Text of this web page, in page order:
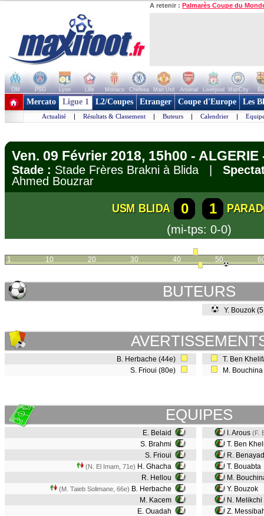
A retenir : Palmarès Coupe du
OM PSG Lyon Lille Monaco Chelsea Man Utd Arsenal Liverpool ManCity
+ de clubs
Mercato Ligue 1 L2/Coupes Etranger Coupe d'Europe Les
Actualité | Résultats & Classement | Buteurs | Calendrier |
Ven. 09 Février 2018, 15h00 -
Stade : Stade Frères Brakni à Blida |
Ahmed Bouzrar
USM BLIDA 0 1
(mi-tps: 0-0)
1 10 20 30 40 50
BUTEURS
Y. Bouzok
B. Herbache (44e)
S. Frioui (80e)
T. Ben
M.
EQUIPES
E. Belaid
S. Brahmi
S. Frioui
(N. El Imam, 71e) H. Ghacha
R. Hellou
(M. Taieb Solimane, 66e) B. Herbache
M. Kacem
E. Ouadah
I. Arous (F.
T. Ben
R.
T. Bouabta
M.
Y. Bouzok
N. Melikchi
Z.